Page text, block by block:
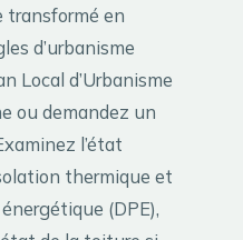
transformé en
d’urbanisme
Local d’Urbanisme
ou demandez un
l’état
thermique et
(DPE),